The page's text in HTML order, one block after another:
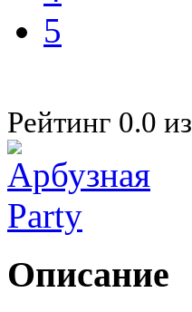
5
Рейтинг 0.0 из
Описание